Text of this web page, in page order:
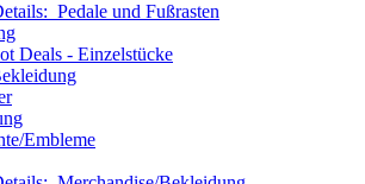
Pedale und Fußrasten
Deals - Einzelstücke
Embleme